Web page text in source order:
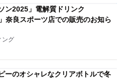
ン2025」電解質ドリンク
良スポーツ店での販売のお知ら
ング
ーのオシャレなクリアボトルで冬